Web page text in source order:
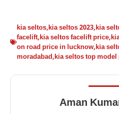
kia seltos,kia seltos 2023,kia
facelift,kia seltos facelift price,
on road price in lucknow,kia
moradabad,kia seltos top model
Aman